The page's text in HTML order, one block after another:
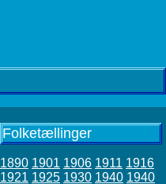
Folketællinger
1890 1901 1906 1911 1916
1921 1925 1930 1940 1940